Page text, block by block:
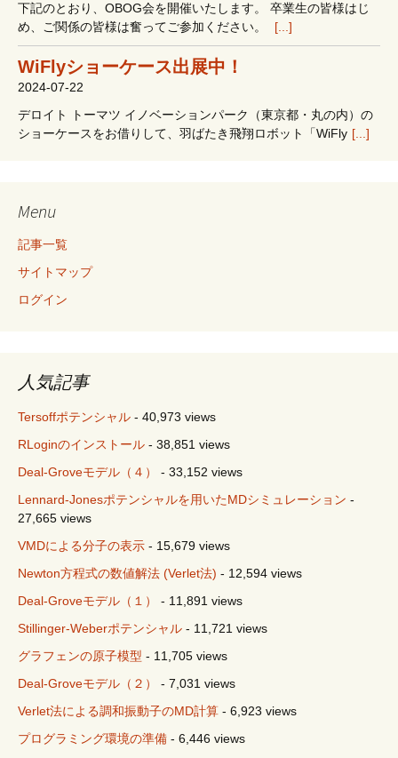
下記のとおり、OBOG会を開催いたします。 卒業生の皆様はじ
め、ご関係の皆様は奮ってご参加ください。
[...]
WiFlyショーケース出展中！
2024-07-22
デロイト トーマツ イノベーションパーク（東京都・丸の内）の
ショーケースをお借りして、羽ばたき飛翔ロボット「WiFly [...]
Menu
記事一覧
サイトマップ
ログイン
人気記事
Tersoffポテンシャル - 40,973 views
RLoginのインストール - 38,851 views
Deal-Groveモデル（４）
- 33,152 views
Lennard-Jonesポテンシャルを用いたMDシミュレーション -
27,665 views
VMDによる分子の表示 - 15,679 views
Newton方程式の数値解法 (Verlet法) - 12,594 views
Deal-Groveモデル（１）
- 11,891 views
Stillinger-Weberポテンシャル - 11,721 views
グラフェンの原子模型 - 11,705 views
Deal-Groveモデル（２）
- 7,031 views
Verlet法による調和振動子のMD計算 - 6,923 views
プログラミング環境の準備 - 6,446 views